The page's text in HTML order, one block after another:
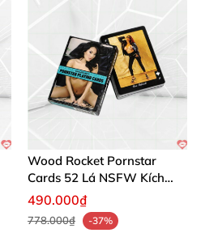
Wood Rocket Pornstar
Cards 52 Lá NSFW Kích
Thích
490.000₫
778.000₫ -37%